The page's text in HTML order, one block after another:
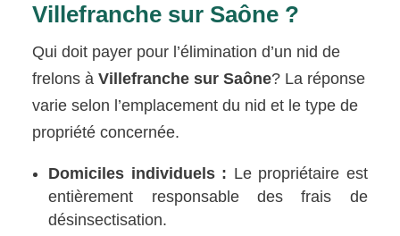
Villefranche sur Saône ?
Qui doit payer pour l’élimination d’un nid de
frelons àVillefranche sur Saône? La réponse
varie selon l’emplacement du nid et le type de
propriété concernée.
Domiciles individuels : Le propriétaire est
entièrement responsable des frais de
désinsectisation.